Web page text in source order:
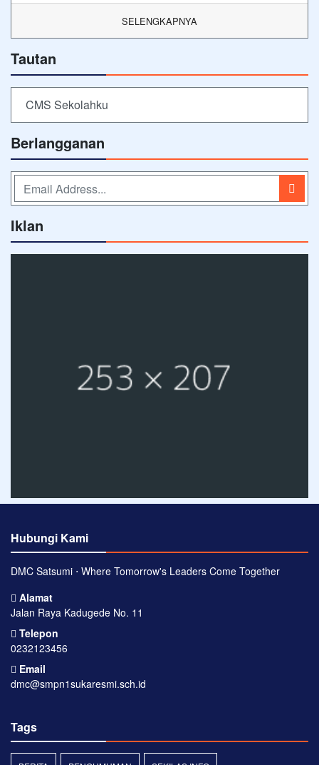
SELENGKAPNYA
Tautan
CMS Sekolahku
Berlangganan
Iklan
Hubungi Kami
DMC Satsumi ⋅ Where Tomorrow's Leaders Come Together
Alamat
Jalan Raya Kadugede No. 11
Telepon
0232123456
Email
dmc@smpn1sukaresmi.sch.id
Tags